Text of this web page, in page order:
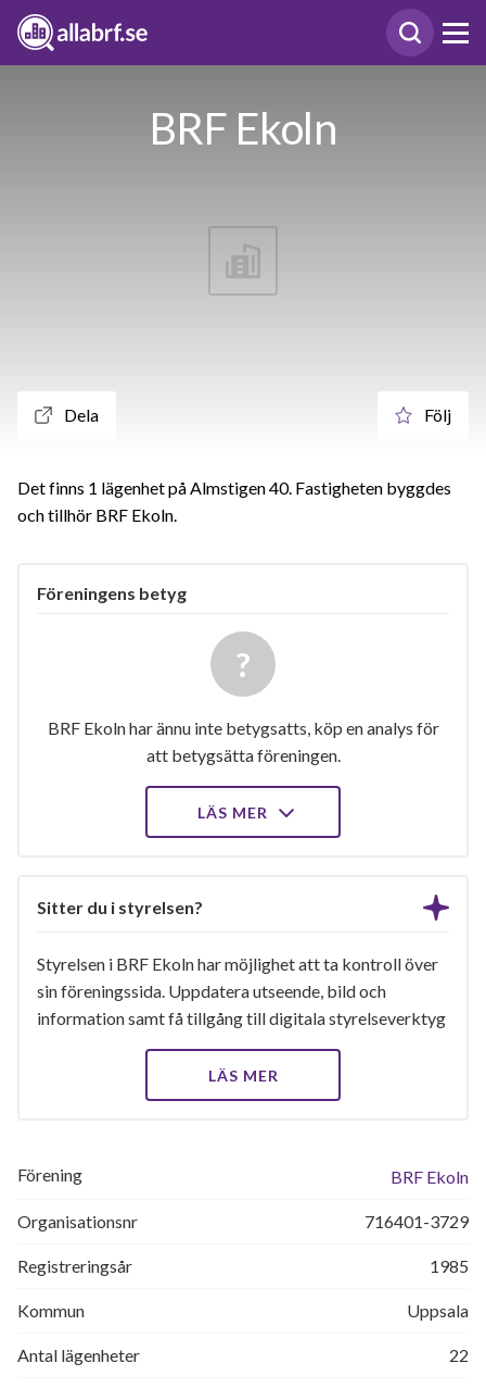
BRF Ekoln
Dela Följ
Det finns 1 lägenhet på Almstigen 40. Fastigheten byggdes
och tillhör BRF Ekoln.
Föreningens betyg
BRF Ekoln har ännu inte betygsatts, köp en analys för
att betygsätta föreningen.
LÄS MER
Sitter du i styrelsen?
Styrelsen i BRF Ekoln har möjlighet att ta kontroll över
sin föreningssida. Uppdatera utseende, bild och
information samt få tillgång till digitala styrelseverktyg
LÄS MER
Förening BRF Ekoln
Organisationsnr 716401-3729
Registreringsår 1985
Kommun Uppsala
Antal lägenheter 22